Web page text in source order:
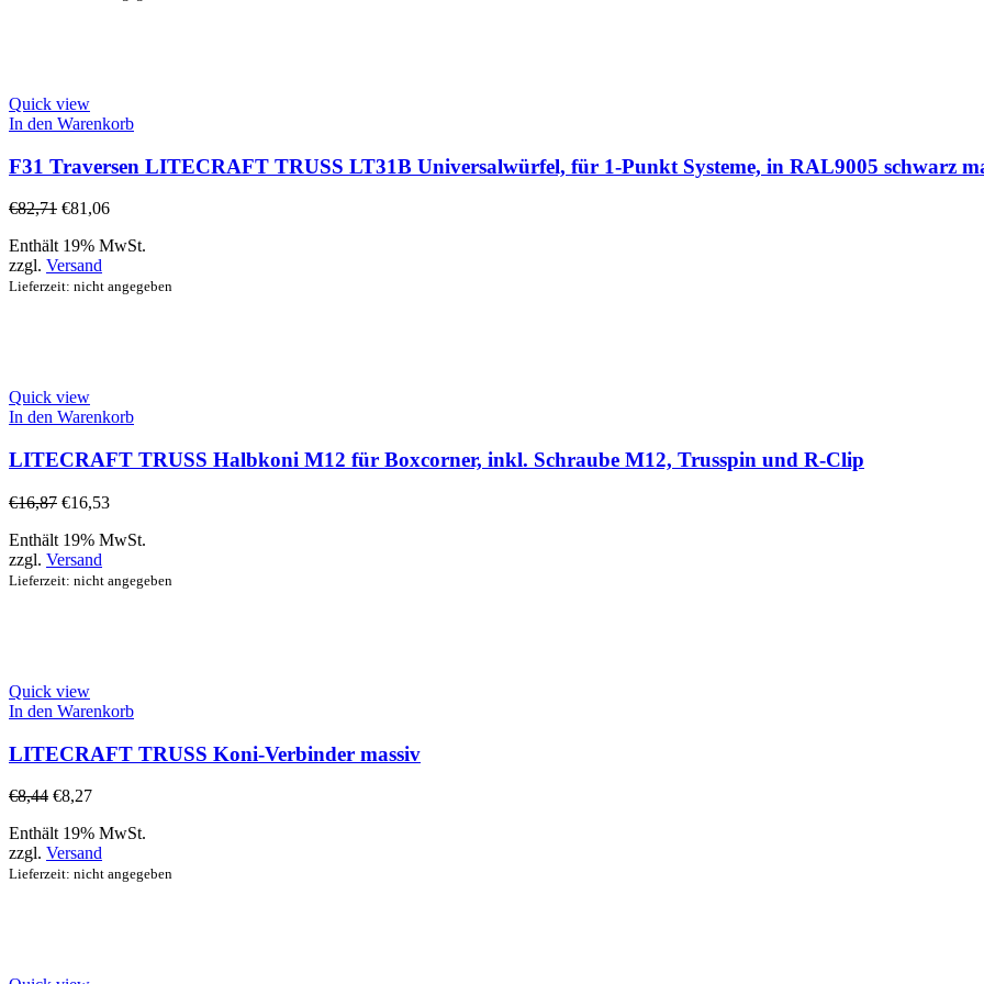
Quick view
In den Warenkorb
F31 Traversen LITECRAFT TRUSS LT31B Universalwürfel, für 1-Punkt Systeme, in RAL9005 schwarz
€82,71 €81,06
Enthält 19% MwSt.
zzgl. Versand
Lieferzeit: nicht angegeben
Quick view
In den Warenkorb
LITECRAFT TRUSS Halbkoni M12 für Boxcorner, inkl. Schraube M12, Trusspin und R-Clip
€16,87 €16,53
Enthält 19% MwSt.
zzgl. Versand
Lieferzeit: nicht angegeben
Quick view
In den Warenkorb
LITECRAFT TRUSS Koni-Verbinder massiv
€8,44 €8,27
Enthält 19% MwSt.
zzgl. Versand
Lieferzeit: nicht angegeben